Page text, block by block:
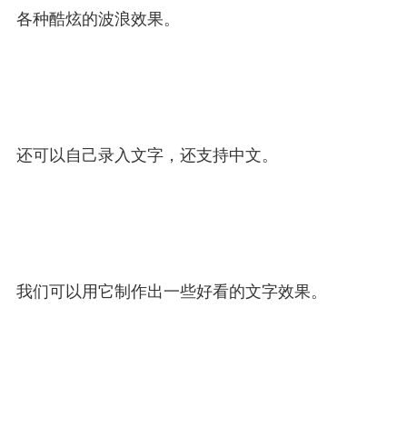
各种酷炫的波浪效果。
还可以自己录入文字，还支持中文。
我们可以用它制作出一些好看的文字效果。